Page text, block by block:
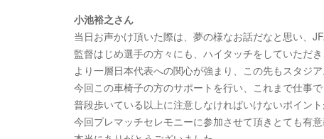
小池裕之さん
当日お声かけ頂いた際は、夢の様なお話だなと思い、
監督はじめ選手の方々にも、ハイタッチをしていただ
より一層日本代表への関心が強まり、この先もスタジ
今回この車椅子の方のサポートを行い、これまで仕事
普段歩いている以上に注意しなければいけないポイン
今回プレマッチセレモニーに参加させて頂きとても有